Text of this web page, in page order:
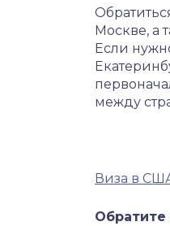
Москве, а
Если
между
Виза в
Обратите